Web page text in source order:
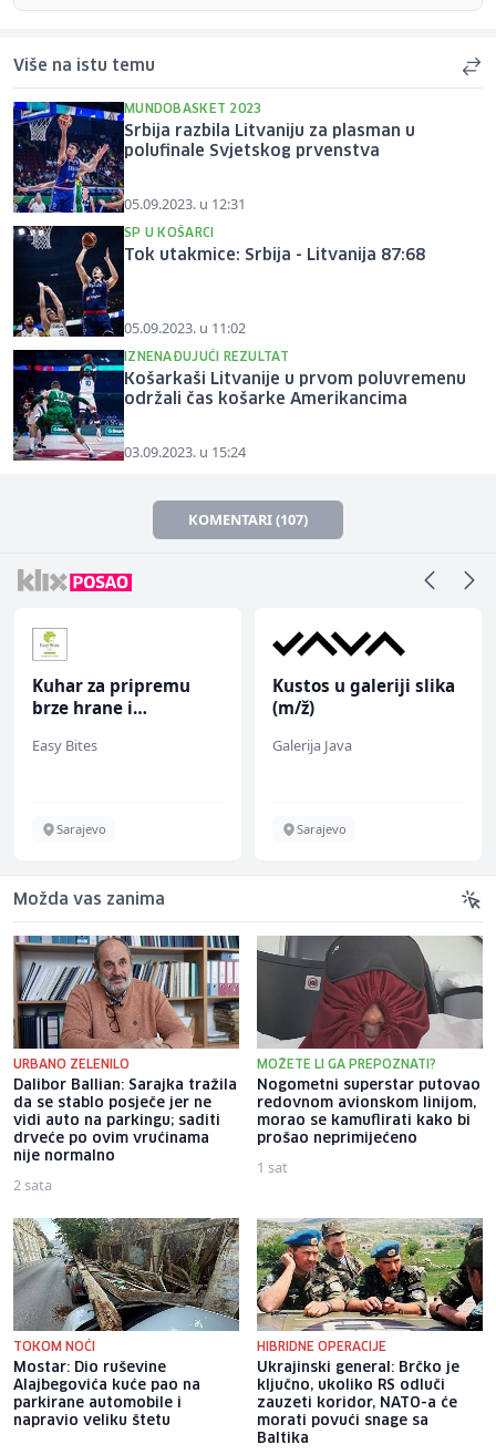
Više na istu temu
MUNDOBASKET 2023
Srbija razbila Litvaniju za plasman u
polufinale Svjetskog prvenstva
05.09.2023. u 12:31
SP U KOŠARCI
Tok utakmice: Srbija - Litvanija 87:68
05.09.2023. u 11:02
IZNENAĐUJUĆI REZULTAT
Košarkaši Litvanije u prvom poluvremenu
održali čas košarke Amerikancima
03.09.2023. u 15:24
KOMENTARI (107)
Kuhar za pripremu
brze hrane i
ž)
Easy Bites
Sarajevo
Kustos u galeriji slika
(m/ž)
Galerija Java
Sarajevo
Možda vas zanima
URBANO ZELENILO
Dalibor Ballian: Sarajka tražila
da se stablo posječe jer ne
vidi auto na parkingu; saditi
drveće po ovim vrućinama
nije normalno
2 sata
MOŽETE LI GA PREPOZNATI?
Nogometni superstar putovao
redovnom avionskom linijom,
morao se kamuflirati kako bi
prošao neprimijećeno
1 sat
TOKOM NOĆI
Mostar: Dio ruševine
Alajbegovića kuće pao na
parkirane automobile i
napravio veliku štetu
HIBRIDNE OPERACIJE
Ukrajinski general: Brčko je
ključno, ukoliko RS odluči
zauzeti koridor, NATO-a će
morati povući snage sa
Baltika